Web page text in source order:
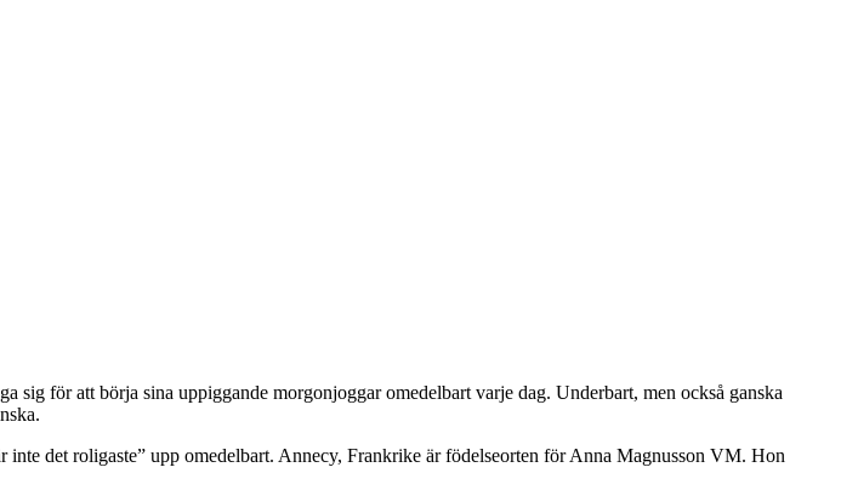
för att börja sina uppiggande morgonjoggar omedelbart varje dag. Underbart, men också ganska
det roligaste” upp omedelbart. Annecy, Frankrike är födelseorten för Anna Magnusson VM. Hon